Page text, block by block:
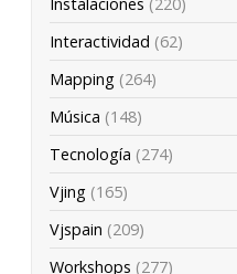
Instalaciones (220)
Interactividad (62)
Mapping (264)
Música (148)
Tecnología (274)
Vjing (165)
Vjspain (209)
Workshops (277)